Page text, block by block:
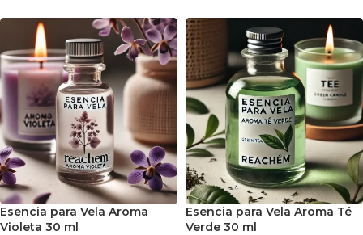
Esencia para Vela Aroma
Violeta 30 ml
Esencia para Vela Aroma Té
Verde 30 ml